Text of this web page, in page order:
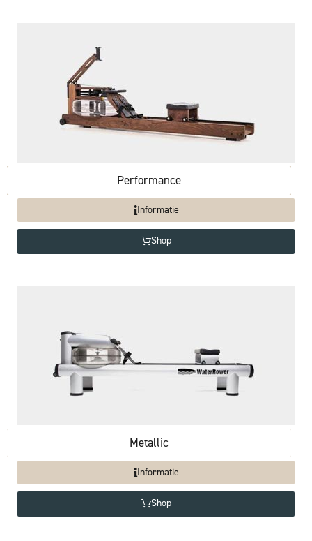
Performance
Informatie
Shop
Metallic
Informatie
Shop